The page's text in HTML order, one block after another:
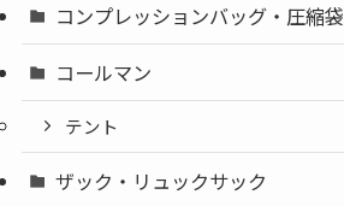
コンプレッションバッグ・圧縮袋
コールマン
テント
ザック・リュックサック